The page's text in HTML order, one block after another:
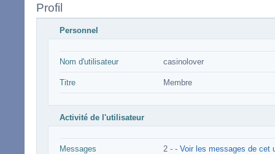
Profil
Personnel
Nom d'utilisateur casinolover
Titre Membre
Activité de l'utilisateur
Messages 2 - - Voir les messages de cet